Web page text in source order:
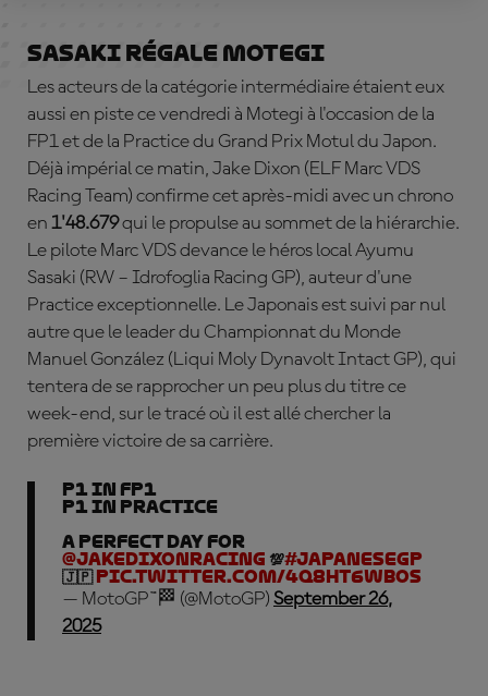
Sasaki régale Motegi
Les acteurs de la catégorie intermédiaire étaient eux
aussi en piste ce vendredi à Motegi à l'occasion de la
FP1 et de la Practice du Grand Prix Motul du Japon.
Déjà impérial ce matin, Jake Dixon (ELF Marc VDS
Racing Team) confirme cet après-midi avec un chrono
en 1'48.679qui le propulse au sommet de la hiérarchie.
Le pilote Marc VDS devance le héros localAyumu
Sasaki (RW – Idrofoglia Racing GP), auteur d'une
Practice exceptionnelle. Le Japonais est suivi par nul
autre que le leader du Championnat du Monde
Manuel González (Liqui Moly Dynavolt Intact GP), qui
tentera de se rapprocher un peu plus du titre ce
week-end, sur le tracé où il est allé chercher la
première victoire de sa carrière.
P1 in FP1
P1 in Practice
A perfect day for
@jakedixonracing 💯#JapaneseGP
🇯🇵pic.twitter.com/4Q8HT6WBOS
— MotoGP™🏁 (@MotoGP) September 26,
2025